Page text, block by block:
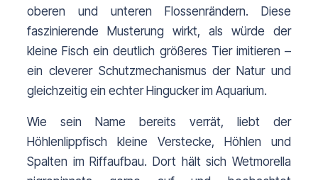
oberen und unteren Flossenrändern. Diese
faszinierende Musterung wirkt, als würde der
kleine Fisch ein deutlich größeres Tier imitieren –
ein cleverer Schutzmechanismus der Natur und
gleichzeitig ein echter Hingucker im Aquarium.
Wie sein Name bereits verrät, liebt der
Höhlenlippfisch kleine Verstecke, Höhlen und
Spalten im Riffaufbau. Dort hält sich Wetmorella